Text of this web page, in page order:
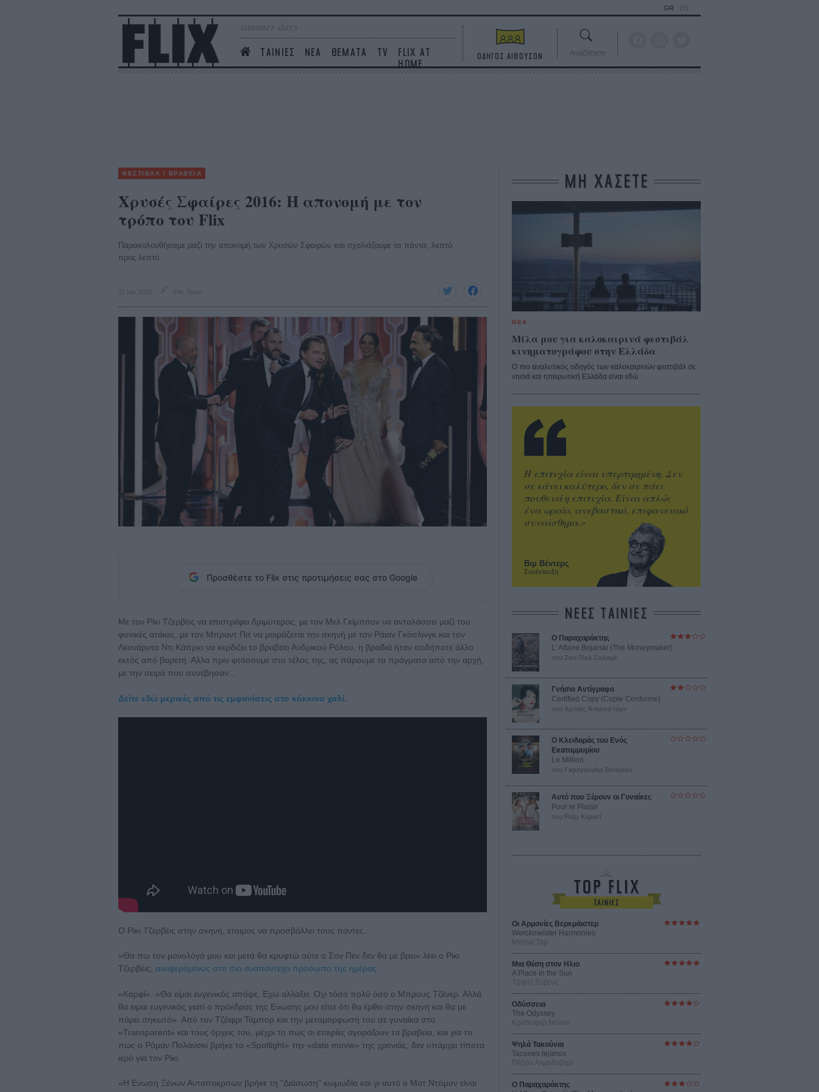
summer days
ΤΑΙΝΙΕΣ ΝΕΑ ΘΕΜΑΤΑ TV
FLIX AT
HOME
GR EN
ΟΔΗΓΟΣ ΑΙΘΟΥΣΩΝ Αναζήτηση
ΦΕΣΤΙΒΑΛ / ΒΡΑΒΕΙΑ
Χρυσές Σφαίρες 2016: H απονομή με τον
τρόπο του Flix
Παρακολουθήσαμε μαζί την απονομή των Χρυσών Σφαιρών και σχολιάζουμε τα πάντα, λεπτό
προς λεπτό.
11 Ιαν 2016 Flix Team
Προσθέστε το Flix στις προτιμήσεις σας στο Google
Με τον Ρίκι Τζερβέις να επιστρέφει δριμύτερος, με τον Μελ Γκίμπσον να ανταλάσσει μαζί του
φονικές ατάκες, με τον Μπραντ Πιτ να μοιράζεται την σκηνή με τον Ράιαν Γκόσλινγκ και τον
Λεονάρντο Ντι Κάπριο να κερδιζει το βραβείο Ανδρικού Ρόλου, η βραδιά ήταν οτιδήποτε άλλο
εκτός από βαρετή. Αλλα πριν φτάσουμε στο τέλος της, ας πάρουμε τα πράγματα από την αρχή,
με την σειρά που συνέβησαν...
Δείτε εδώ μερικές από τις εμφανίσεις στο κόκκινο χαλί.
O Ρίκι Τζερβέις στην σκηνή, έτοιμος να προσβάλλει τους πάντες...
«Θα πω τον μονολόγό μου και μετά θα κρυφτώ ούτε ο Σον Πεν δεν θα με βρει» λέει ο Ρίκι
Τζερβέις, αναφερόμενος στο πιο αναπάντεχο πρόσωπο της ημέρας.
«Καρφί». «Θα είμαι ευγενικός απόψε, Εχω αλλαξει. Οχι τόσο πολύ όσο ο Μπρους Τζένερ. Αλλά
θα ειμαι ευγενικός γιατί ο πρόεδρος της Ενωσης μου είπε ότι θα έρθει στην σκηνή και θα με
πάρει σηκωτό». Από τον Τζέιφρι Τάμπορ και την μεταμορφωσή του σε γυναίκα στο
«Transparent» και τους όρχεις του, μέχρι το πως οι εταιρίες αγοράζουν τα βραβεία, και για το
πως ο Ρόμαν Πολάνσκι βρήκε το «Spotlight» την «date movie» της χρονιάς, δεν υπάρχει τίποτα
ιερό για τον Ρίκι.
«Η Ενωση Ξένων Ανταποκριτων βρήκε τη "Διάσωση" κωμωδία και γι αυτό ο Ματ Ντέιμον είναι
ΜΗ ΧΑΣΕΤΕ
ΝΕΑ
Μίλα μου για καλοκαιρινά φεστιβάλ
κινηματογράφου στην Ελλάδα
Ο πιο αναλυτικός οδηγός των καλοκαιρινών φεστιβάλ σε
νησιά και ηπειρωτική Ελλάδα είναι εδώ
Βιμ Βέντερς
Συνέντευξη
Η επιτυχία είναι υπερτιμημένη. Δεν
σε κάνει καλύτερο, δεν σε πάει
πουθενά η επιτυχία. Είναι απλώς
ένα ωραίο, ανεβαστικό, επιφανειακό
συναίσθημα.»
ΝΕΕΣ ΤΑΙΝΙΕΣ
Ο Παραχαράκτης
L’ Affaire Bojarski (The Moneymaker)
του Ζαν-Πολ Σαλομέ
Γνήσιο Αντίγραφο
Certified Copy (Copie Conforme)
του Αμπάς Κιαροστάμι
Ο Κλειδαράς του Ενός
Εκατομμυρίου
Le Million
του Γκρεγκουάρ Βινιερόν
Αυτό που Ξέρουν οι Γυναίκες
Pour le Plaisir
του Ρεέμ Κερισί
Οι Αρμονίες Βερκμάιστερ
Werckmeister Harmonies
Μπέλα Ταρ
Μια Θέση στον Ηλιο
A Place in the Sun
Τζορτζ Στίβενς
Οδύσσεια
The Odyssey
Κρίστοφερ Νόλαν
Ψηλά Τακούνια
Tacones lejanos
Πέδρο Αλμοδόβαρ
Ο Παραχαράκτης